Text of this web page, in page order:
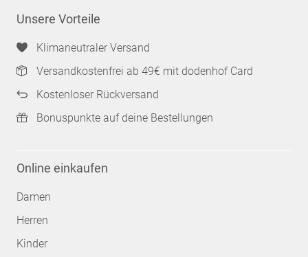
Unsere Vorteile
Klimaneutraler Versand
Versandkostenfrei ab 49€ mit dodenhof Card
Kostenloser Rückversand
Bonuspunkte auf deine Bestellungen
Online einkaufen
Damen
Herren
Kinder